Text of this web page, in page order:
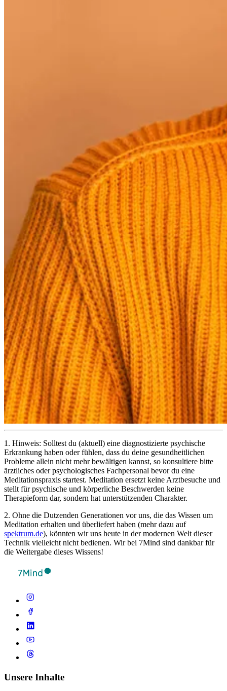
1. Hinweis: Solltest du (aktuell) eine diagnostizierte psychische
Erkrankung haben oder fühlen, dass du deine gesundheitlichen
Probleme allein nicht mehr bewältigen kannst, so konsultiere bitte
ärztliches oder psychologisches Fachpersonal bevor du eine
Meditationspraxis startest. Meditation ersetzt keine Arztbesuche und
stellt für psychische und körperliche Beschwerden keine
Therapieform dar, sondern hat unterstützenden Charakter.
2. Ohne die Dutzenden Generationen vor uns, die das Wissen um
Meditation erhalten und überliefert haben (mehr dazu auf
spektrum.de), könnten wir uns heute in der modernen Welt dieser
Technik vielleicht nicht bedienen. Wir bei 7Mind sind dankbar für
die Weitergabe dieses Wissens!
Unsere Inhalte